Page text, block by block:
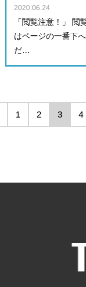
2020.06.24
「閲覧注意！」 閲
はページの一番下
だ…
1 2 3 4